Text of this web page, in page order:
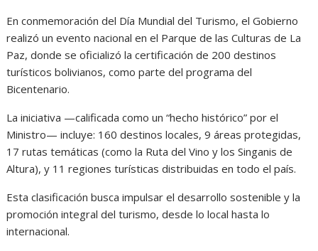
En conmemoración del Día Mundial del Turismo, el Gobierno
realizó un evento nacional en el Parque de las Culturas de La
Paz, donde se oficializó la certificación de 200 destinos
turísticos bolivianos, como parte del programa del
Bicentenario.
La iniciativa —calificada como un “hecho histórico” por el
Ministro— incluye: 160 destinos locales, 9 áreas protegidas,
17 rutas temáticas (como la Ruta del Vino y los Singanis de
Altura), y 11 regiones turísticas distribuidas en todo el país.
Esta clasificación busca impulsar el desarrollo sostenible y la
promoción integral del turismo, desde lo local hasta lo
internacional.